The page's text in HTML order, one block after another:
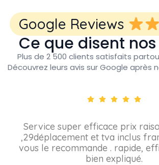
Google Reviews
Ce que disent
Plus de 2 500 clients satisfaits
Découvrez leurs avis sur Google après
Service super efficace prix
,29déplacement et tva inclus
vous le recommande . rapide,
bien expliqué.